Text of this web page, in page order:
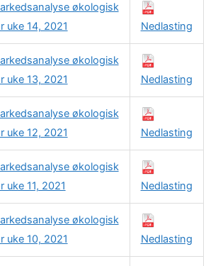
økologisk
uke 14, 2021
Nedlasting
økologisk
uke 13, 2021
Nedlasting
økologisk
uke 12, 2021
Nedlasting
økologisk
uke 11, 2021
Nedlasting
økologisk
uke 10, 2021
Nedlasting